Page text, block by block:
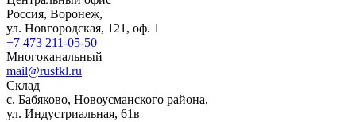
Россия, Воронеж,
ул. Новгородская, 121, оф. 1
+7 473 211-05-50
Многоканальный
mail@rusfkl.ru
Склад
с. Бабяково, Новоусманского района,
ул. Индустриальная, 61в